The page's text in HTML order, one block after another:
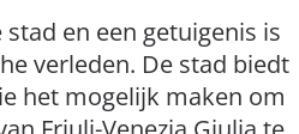
en een getuigenis is
verleden. De stad biedt
het mogelijk maken om